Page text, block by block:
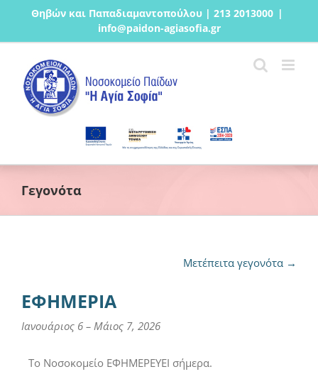
Μετάβαση
περιεχόμενο
Θηβών και Παπαδιαμαντοπούλου | 213 2013000 |
info@paidon-agiasofia.gr
Γεγονότα
Μετέπειτα γεγονότα →
ΕΦΗΜΕΡΙΑ
Ιανουάριος 6 – Μάιος 7, 2026
Το Νοσοκομείο ΕΦΗΜΕΡΕΥΕΙ σήμερα.